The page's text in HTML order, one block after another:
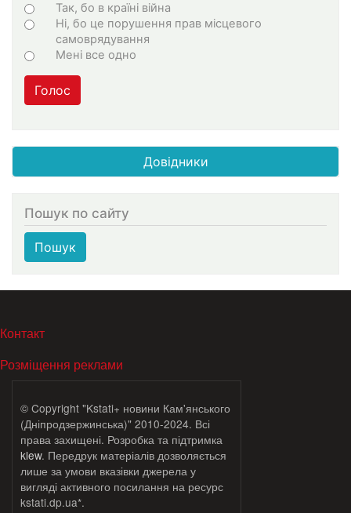
Варіанти
Так, бо в країні війна
Ні, бо це порушення прав місцевого
самоврядування
Мені все одно
Голос
Довідники
Пошук по сайту
Пошук
МЕНЮ В ПОДВАЛЕ
Контакт
Розміщення реклами
© Copyright "Kstati+ новини Кам'янського
(Дніпродзержинська)" 2010-2024. Всі
права захищені. Розробка та підтримка
klew. Передрук матеріалів дозволяється
лише за умови вказівки джерела у
вигляді активного посилання на ресурс
kstati.dp.ua*.